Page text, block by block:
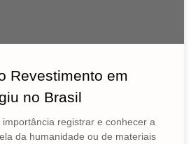
Revestimento em
no Brasil
importância registrar e conhecer a
da humanidade ou de materiais